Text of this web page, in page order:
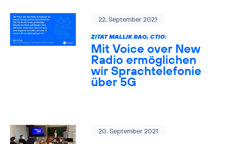
22. September 2021
ZITAT MALLIK RAO, CTIO:
Mit Voice over New
Radio ermöglichen
wir Sprachtelefonie
über 5G
20. September 2021